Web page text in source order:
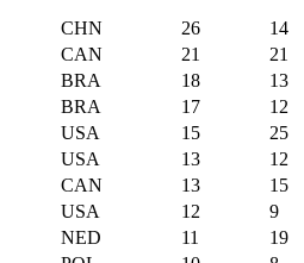
CHN 26
14
CAN 21
21
BRA 18
13
BRA 17
12
USA 15
25
USA 13
12
CAN 13
15
USA 12
9
NED 11
19